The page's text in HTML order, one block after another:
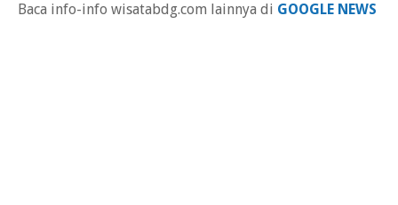
Baca info-info wisatabdg.com lainnya di GOOGLE NEWS